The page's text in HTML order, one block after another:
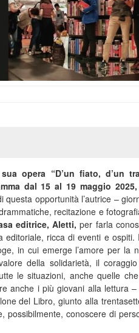
opera “D’un fiato, d’un
dal 15 al 19 maggio
questa opportunità l’autrice –
recitazione e
editrice, Aletti, per farla
ricca di eventi e ospiti.
in cui emerge l’amore per la
della solidarietà, il coraggio
le situazioni, anche quelle
anche i più giovani alla lettura
del Libro, giunto alla
conoscere di